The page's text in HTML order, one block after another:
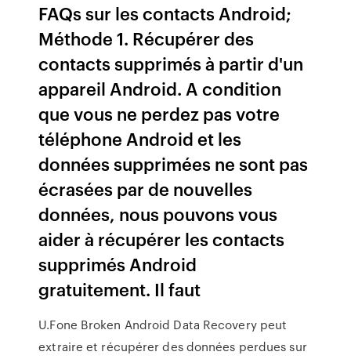
FAQs sur les contacts Android;
Méthode 1. Récupérer des
contacts supprimés à partir d'un
appareil Android. A condition
que vous ne perdez pas votre
téléphone Android et les
données supprimées ne sont pas
écrasées par de nouvelles
données, nous pouvons vous
aider à récupérer les contacts
supprimés Android
gratuitement. Il faut
U.Fone Broken Android Data Recovery peut
extraire et récupérer des données perdues sur